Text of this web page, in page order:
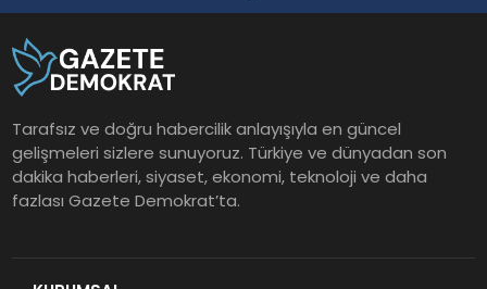
Tarafsız ve doğru habercilik anlayışıyla en güncel
gelişmeleri sizlere sunuyoruz. Türkiye ve dünyadan son
dakika haberleri, siyaset, ekonomi, teknoloji ve daha
fazlası Gazete Demokrat’ta.